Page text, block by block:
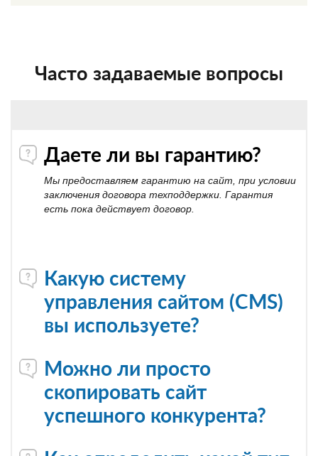
Часто задаваемые вопросы
Даете ли вы гарантию?
Мы предоставляем гарантию на сайт, при условии
заключения договора техподдержки. Гарантия
есть пока действует договор.
Какую систему
управления сайтом (CMS)
вы используете?
Можно ли просто
скопировать сайт
успешного конкурента?